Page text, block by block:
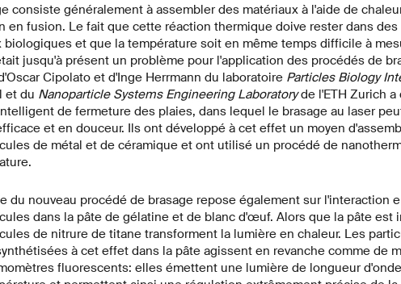
consiste généralement à assembler des matériaux à l'aide de
en fusion. Le fait que cette réaction thermique doive rester dans
biologiques et que la température soit en même temps difficile à
jusqu'à présent un problème pour l'application des procédés de
Cipolato et d'Inge Herrmann du laboratoire Particles Biology
et du Nanoparticle Systems Engineering Laboratoryde l'ETH Zurich
de fermeture des plaies, dans lequel le brasage au laser
et en douceur. Ils ont développé à cet effet un moyen
de métal et de céramique et ont utilisé un procédé de
du nouveau procédé de brasage repose également sur l'interaction
dans la pâte de gélatine et de blanc d'œuf. Alors que la pâte est
de nitrure de titane transforment la lumière en chaleur. Les
à cet effet dans la pâte agissent en revanche comme de
fluorescents: elles émettent une lumière de longueur